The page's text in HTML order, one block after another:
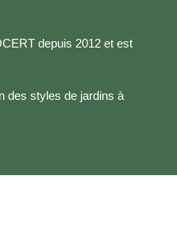
depuis 2012 et est
des styles de jardins à